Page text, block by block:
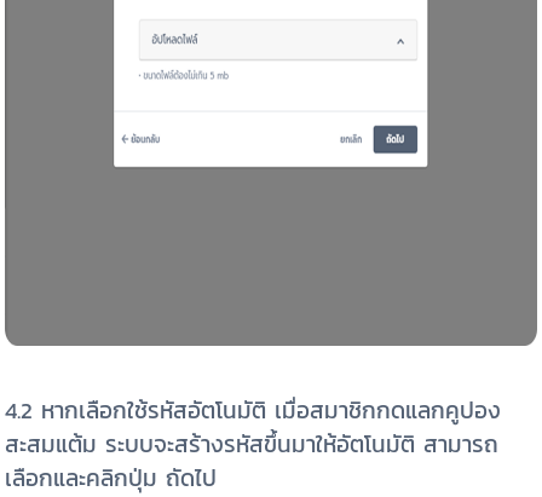
4.2 หากเลือกใช้รหัสอัตโนมัติ เมื่อสมาชิกกดแลกคูปอง
สะสมแต้ม ระบบจะสร้างรหัสขึ้นมาให้อัตโนมัติ สามารถ
เลือกและคลิกปุ่ม ถัดไป